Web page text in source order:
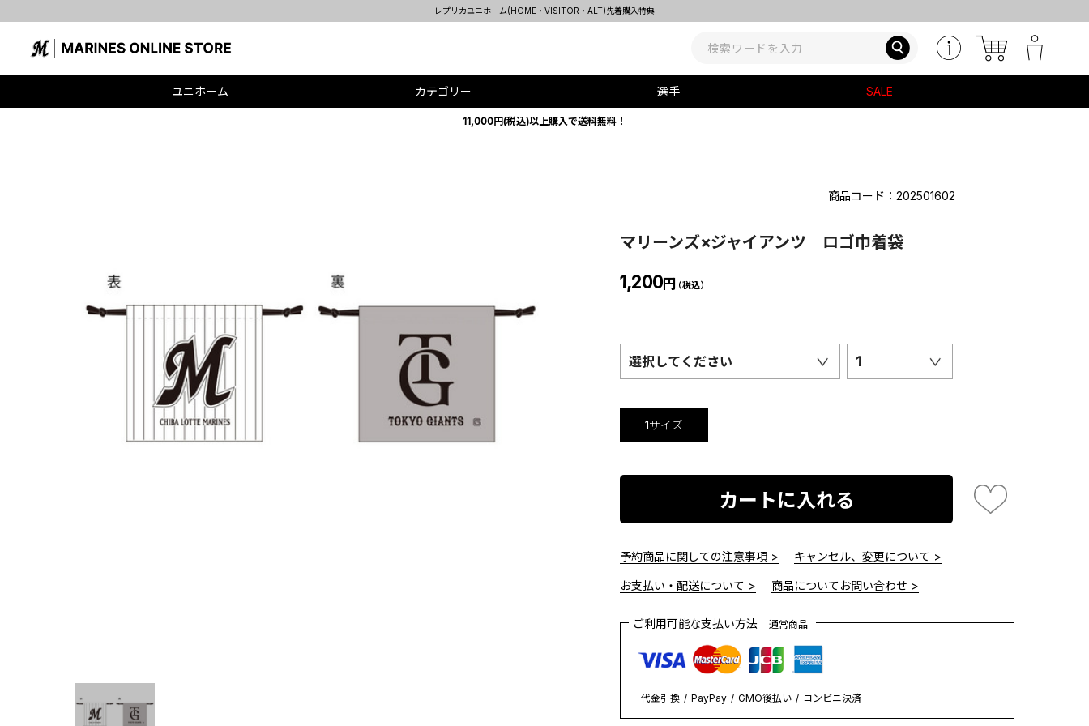
レプリカユニホーム(HOME・VISITOR・ALT)先着購入特典
ユニホーム カテゴリー 選手 SALE
11,000円(税込)以上購入で送料無料！
商品コード：202501602
マリーンズ×ジャイアンツ ロゴ巾着袋
1,200円（税込）
選択してください 1
1サイズ
カートに入れる
予約商品に関しての注意事項 > キャンセル、変更について >
お支払い・配送について > 商品についてお問い合わせ >
ご利用可能な支払い方法 通常商品
代金引換 PayPay GMO後払い コンビニ決済